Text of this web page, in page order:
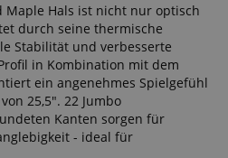
Maple Hals ist nicht nur optisch
durch seine thermische
Stabilität und verbesserte
in Kombination mit dem
ein angenehmes Spielgefühl
25,5". 22 Jumbo
Kanten sorgen für
- ideal für